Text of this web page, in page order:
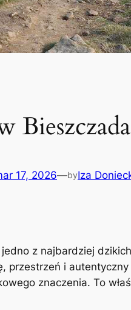
17, 2026—byIza
z najbardziej
przestrzeń i autentyczny
znaczenia. To